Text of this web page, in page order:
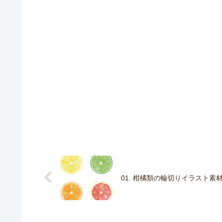
01. 柑橘類の輪切りイラスト素